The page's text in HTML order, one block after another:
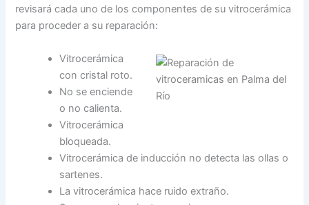
revisará cada uno de los componentes de su vitrocerámica
para proceder a su reparación:
Vitrocerámica
con cristal roto.
No se enciende
o no calienta.
Vitrocerámica
bloqueada.
Vitrocerámica de inducción no detecta las ollas o
sartenes.
La vitrocerámica hace ruido extraño.